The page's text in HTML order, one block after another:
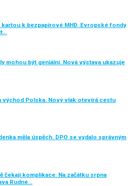
kartou k bezpapírové MHD. Evropské fondy
mohou být geniální. Nová výstava ukazuje
východ Polska. Nový vlak otevírá cestu
měla úspěch. DPO se vydalo správným
čekají komplikace. Na začátku srpna
Rudné…